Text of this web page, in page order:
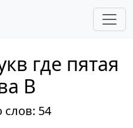
где пятая
В
слов: 54